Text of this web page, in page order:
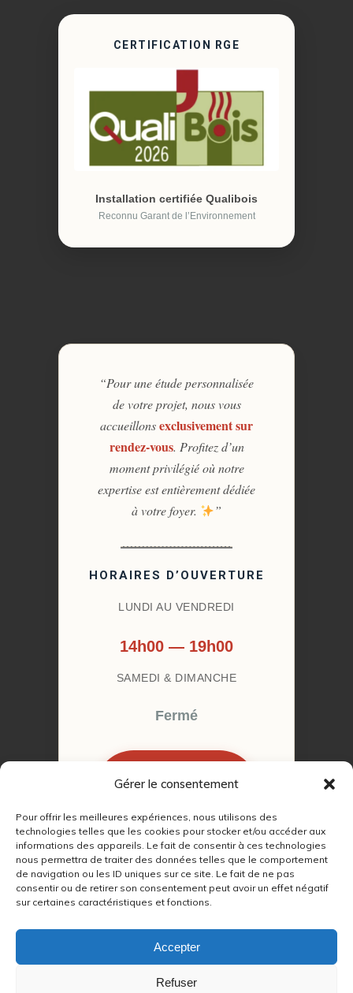
Gérer le consentement
Pour offrir les meilleures expériences, nous utilisons des
technologies telles que les cookies pour stocker et/ou accéder aux
informations des appareils. Le fait de consentir à ces technologies
nous permettra de traiter des données telles que le comportement
de navigation ou les ID uniques sur ce site. Le fait de ne pas
consentir ou de retirer son consentement peut avoir un effet négatif
sur certaines caractéristiques et fonctions.
Accepter
Refuser
CERTIFICATION RGE
Installation certifiée Qualibois
Reconnu Garant de l’Environnement
“Pour une étude personnalisée
de votre projet, nous vous
accueillonsexclusivement sur
rendez-vous. Profitez d’un
moment privilégié où notre
expertise est entièrement dédiée
à votre foyer.
”
HORAIRES D’OUVERTURE
LUNDI AU VENDREDI
14h00 — 19h00
SAMEDI & DIMANCHE
Fermé
RENDEZ-VOUS
© 2022 – 2026Autour du Feu 77
RGPD